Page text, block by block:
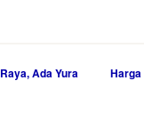
Ada Yura
Harga